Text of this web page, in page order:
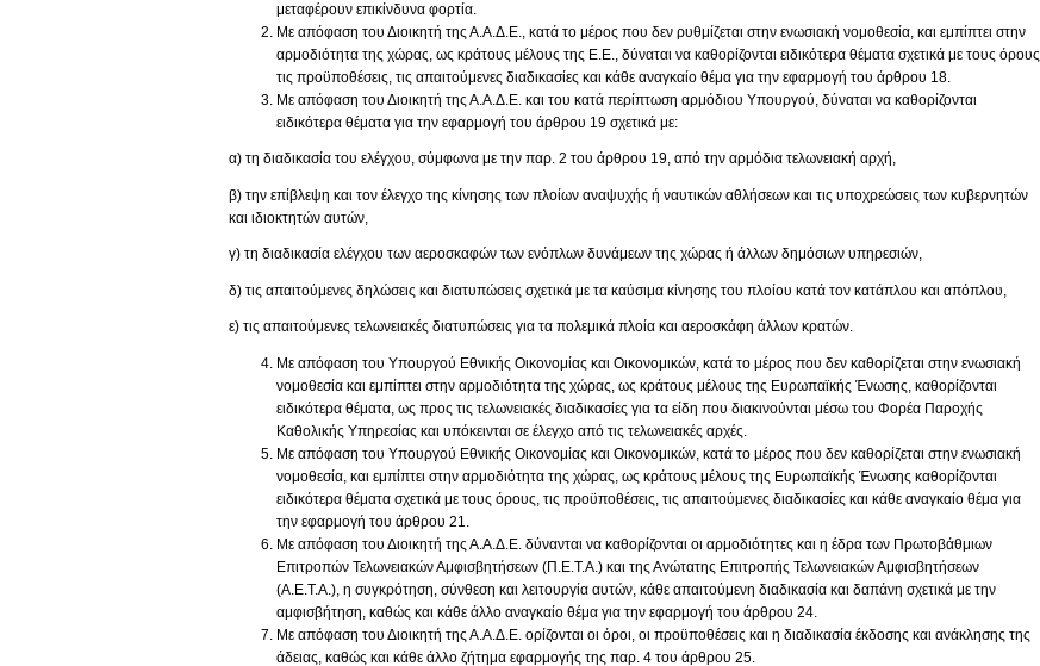
μεταφέρουν επικίνδυνα φορτία.
Με απόφαση του Διοικητή της Α.Α.Δ.Ε., κατά το μέρος που δεν ρυθμίζεται στην ενωσιακή νομοθεσία, και εμπίπτει στην
αρμοδιότητα της χώρας, ως κράτους μέλους της Ε.Ε., δύναται να καθορίζονται ειδικότερα θέματα σχετικά με τους όρους,
τις προϋποθέσεις, τις απαιτούμενες διαδικασίες και κάθε αναγκαίο θέμα για την εφαρμογή του άρθρου 18.
Με απόφαση του Διοικητή της Α.Α.Δ.Ε. και του κατά περίπτωση αρμόδιου Υπουργού, δύναται να καθορίζονται
ειδικότερα θέματα για την εφαρμογή του άρθρου 19 σχετικά με:
α) τη διαδικασία του ελέγχου, σύμφωνα με την παρ. 2 του άρθρου 19, από την αρμόδια τελωνειακή αρχή,
β) την επίβλεψη και τον έλεγχο της κίνησης των πλοίων αναψυχής ή ναυτικών αθλήσεων και τις υποχρεώσεις των κυβερνητών
και ιδιοκτητών αυτών,
γ) τη διαδικασία ελέγχου των αεροσκαφών των ενόπλων δυνάμεων της χώρας ή άλλων δημόσιων υπηρεσιών,
δ) τις απαιτούμενες δηλώσεις και διατυπώσεις σχετικά με τα καύσιμα κίνησης του πλοίου κατά τον κατάπλου και απόπλου,
ε) τις απαιτούμενες τελωνειακές διατυπώσεις για τα πολεμικά πλοία και αεροσκάφη άλλων κρατών.
Με απόφαση του Υπουργού Εθνικής Οικονομίας και Οικονομικών, κατά το μέρος που δεν καθορίζεται στην ενωσιακή
νομοθεσία και εμπίπτει στην αρμοδιότητα της χώρας, ως κράτους μέλους της Ευρωπαϊκής Ένωσης, καθορίζονται
ειδικότερα θέματα, ως προς τις τελωνειακές διαδικασίες για τα είδη που διακινούνται μέσω του Φορέα Παροχής
Καθολικής Υπηρεσίας και υπόκεινται σε έλεγχο από τις τελωνειακές αρχές.
Με απόφαση του Υπουργού Εθνικής Οικονομίας και Οικονομικών, κατά το μέρος που δεν καθορίζεται στην ενωσιακή
νομοθεσία, και εμπίπτει στην αρμοδιότητα της χώρας, ως κράτους μέλους της Ευρωπαϊκής Ένωσης καθορίζονται
ειδικότερα θέματα σχετικά με τους όρους, τις προϋποθέσεις, τις απαιτούμενες διαδικασίες και κάθε αναγκαίο θέμα για
την εφαρμογή του άρθρου 21.
Με απόφαση του Διοικητή της Α.Α.Δ.Ε. δύνανται να καθορίζονται οι αρμοδιότητες και η έδρα των Πρωτοβάθμιων
Επιτροπών Τελωνειακών Αμφισβητήσεων (Π.Ε.Τ.Α.) και της Ανώτατης Επιτροπής Τελωνειακών Αμφισβητήσεων
(Α.Ε.Τ.Α.), η συγκρότηση, σύνθεση και λειτουργία αυτών, κάθε απαιτούμενη διαδικασία και δαπάνη σχετικά με την
αμφισβήτηση, καθώς και κάθε άλλο αναγκαίο θέμα για την εφαρμογή του άρθρου 24.
Με απόφαση του Διοικητή της Α.Α.Δ.Ε. ορίζονται οι όροι, οι προϋποθέσεις και η διαδικασία έκδοσης και ανάκλησης της
άδειας, καθώς και κάθε άλλο ζήτημα εφαρμογής της παρ. 4 του άρθρου 25.